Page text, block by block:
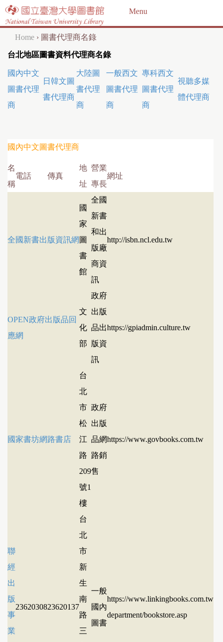
Jump to navigation
Menu
Y
o
u
a
h
r
Home › 圖書代理商名錄
台北地區圖書資料代理商名錄
國內中文
圖書代理
商
日韓文圖
書代理商
大陸圖
書代理
商
一般西文
圖書代理
商
專科西文
圖書代理
商
視聽多媒
體代理商
國內中文圖書代理商
名
稱
電話 傳真
地
址
營業
專長
網址
全國新書出版資訊網
國
家
圖
書
館
全國
新書
和出
版廠
商資
訊
http://isbn.ncl.edu.tw
OPEN政府出版品回
應網
文
化
部
政府
出版
品出
版資
訊
https://gpiadmin.culture.tw
國家書坊網路書店
台
北
市
松
江
路
209
號1
樓
政府
出版
品網
路銷
售
https://www.govbooks.com.tw
聯
經
出
版
事
業
2362030823620137
台
北
市
新
生
南
路
三
一般
國內
圖書
https://www.linkingbooks.com.tw
department/bookstore.asp